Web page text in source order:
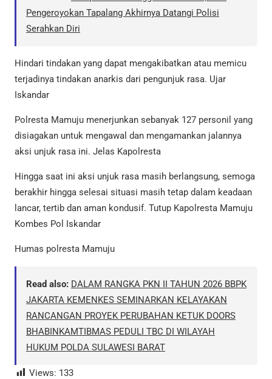
Pengeroyokan Tapalang Akhirnya Datangi Polisi
Serahkan Diri
Hindari tindakan yang dapat mengakibatkan atau memicu
terjadinya tindakan anarkis dari pengunjuk rasa. Ujar
Iskandar
Polresta Mamuju menerjunkan sebanyak 127 personil yang
disiagakan untuk mengawal dan mengamankan jalannya
aksi unjuk rasa ini. Jelas Kapolresta
Hingga saat ini aksi unjuk rasa masih berlangsung, semoga
berakhir hingga selesai situasi masih tetap dalam keadaan
lancar, tertib dan aman kondusif. Tutup Kapolresta Mamuju
Kombes Pol Iskandar
Humas polresta Mamuju
Read also: DALAM RANGKA PKN II TAHUN 2026 BBPK
JAKARTA KEMENKES SEMINARKAN KELAYAKAN
RANCANGAN PROYEK PERUBAHAN KETUK DOORS
BHABINKAMTIBMAS PEDULI TBC DI WILAYAH
HUKUM POLDA SULAWESI BARAT
Views: 133